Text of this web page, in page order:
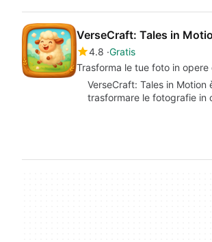
VerseCraft: Tales in
4.8 Gratis
Trasforma le tue foto in opere
VerseCraft: Tales in
trasformare le fotografie in